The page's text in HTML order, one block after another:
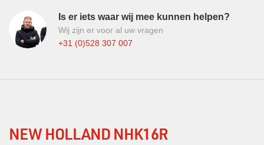
Is er iets waar wij mee kunnen helpen?
Wij zijn er voor al uw vragen
+31 (0)528 307 007
NEW HOLLAND NHK16R